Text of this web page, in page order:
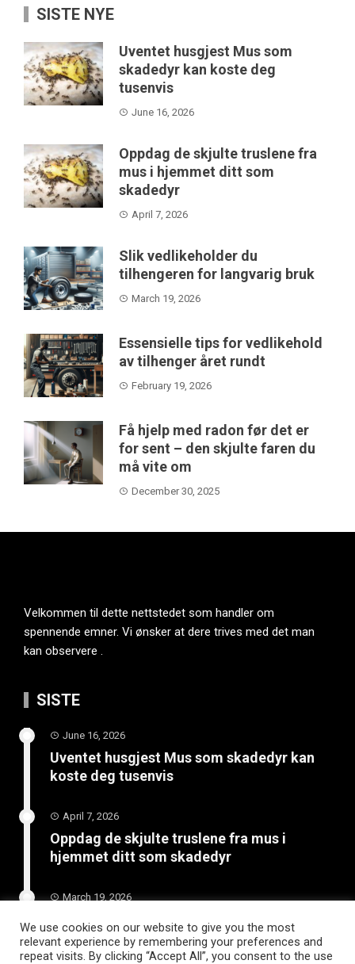
SISTE NYE
Uventet husgjest Mus som
skadedyr kan koste deg
tusenvis
June 16, 2026
Oppdag de skjulte truslene fra
mus i hjemmet ditt som
skadedyr
April 7, 2026
Slik vedlikeholder du
tilhengeren for langvarig bruk
March 19, 2026
Essensielle tips for vedlikehold
av tilhenger året rundt
February 19, 2026
Få hjelp med radon før det er
for sent – den skjulte faren du
må vite om
December 30, 2025
Velkommen til dette nettstedet som handler om
spennende emner. Vi ønsker at dere trives med det man
kan observere .
SISTE
June 16, 2026
Uventet husgjest Mus som skadedyr kan
koste deg tusenvis
April 7, 2026
Oppdag de skjulte truslene fra mus i
hjemmet ditt som skadedyr
March 19, 2026
Slik vedlikeholder du tilhengeren for
langvarig bruk
We use cookies on our website to give you the most
relevant experience by remembering your preferences and
repeat visits. By clicking “Accept All”, you consent to the use